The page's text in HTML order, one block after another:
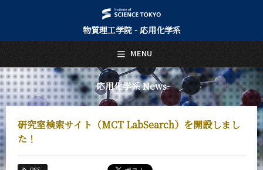
物質理工学院 - 応用化学系
応用化学系 News
研究室検索サイト（MCT LabSearch）を開設しまし
た！
MENU
日本語 English
トップページ
Top Page
応用化学系について
About Us
教員・研究室